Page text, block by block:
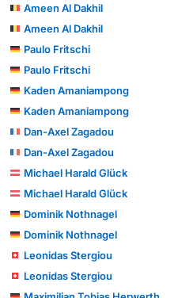
Ameen Al Dakhil
Ameen Al Dakhil
Paulo Fritschi
Paulo Fritschi
Kaden Amaniampong
Kaden Amaniampong
Dan-Axel Zagadou
Dan-Axel Zagadou
Michael Harald Glück
Michael Harald Glück
Dominik Nothnagel
Dominik Nothnagel
Leonidas Stergiou
Leonidas Stergiou